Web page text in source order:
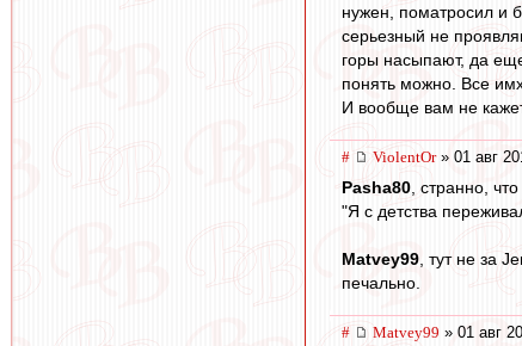
нужен, поматросил и
серьезный не
горы насыпают, да
понять можно. Все
И вообще вам не
# ViolentOr» 01 авг
Pasha80, странно,
"Я с детства
Matvey99, тут не за
печально.
# Matvey99 » 01 авг